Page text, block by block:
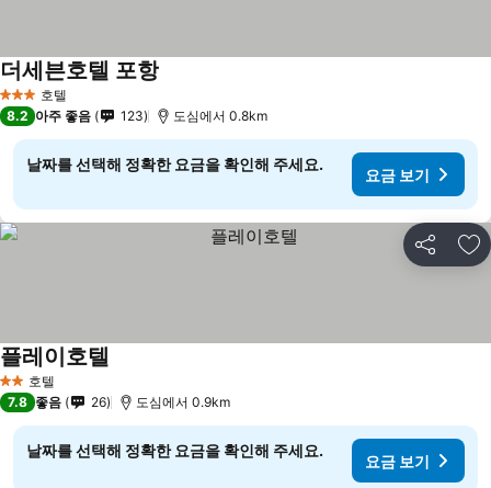
3 성급 호텔
더세븐호텔 포항
8.2 아주 좋음 123 도심에서 0.8km
날짜를 선택해 정확한 요금을 확인해 주세요.
요금 보기
공유 즐
2 성급호텔
플레이호텔
7.8 좋음 26 도심에서 0.9km
날짜를 선택해 정확한 요금을 확인해 주세요.
요금 보기